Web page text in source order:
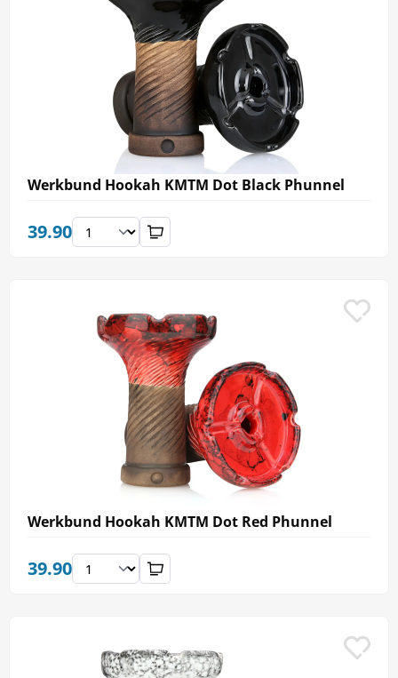
Werkbund Hookah KMTM Dot Black Phunnel
39.90
Werkbund Hookah KMTM Dot Red Phunnel
39.90